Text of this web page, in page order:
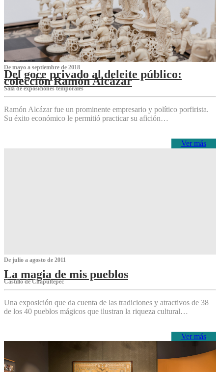
De mayo a septiembre de 2018
Del goce privado al deleite público:
colección Ramón Alcázar
Sala de exposiciones temporales
Ramón Alcázar fue un prominente empresario y político porfirista.
Su éxito económico le permitió practicar su afición…
Ver más
De julio a agosto de 2011
La magia de mis pueblos
Castillo de Chapultepec
Una exposición que da cuenta de las tradiciones y atractivos de 38
de los 40 pueblos mágicos que ilustran la riqueza cultural…
Ver más